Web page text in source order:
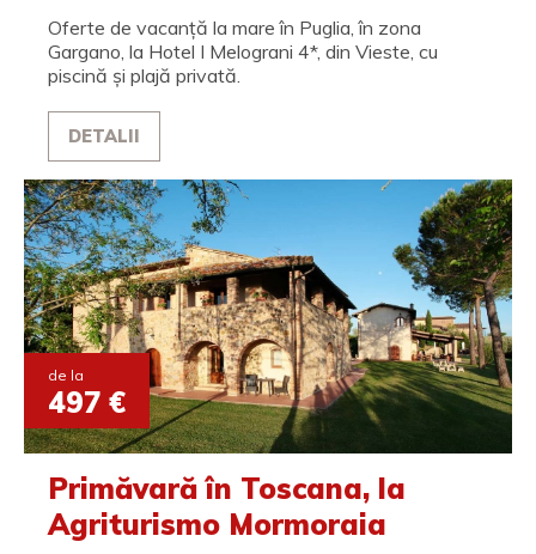
Oferte de vacanță la mare în Puglia, în zona
Gargano, la Hotel I Melograni 4*, din Vieste, cu
piscină și plajă privată.
DETALII
de la
497 €
Primăvară în Toscana, la
Agriturismo Mormoraia